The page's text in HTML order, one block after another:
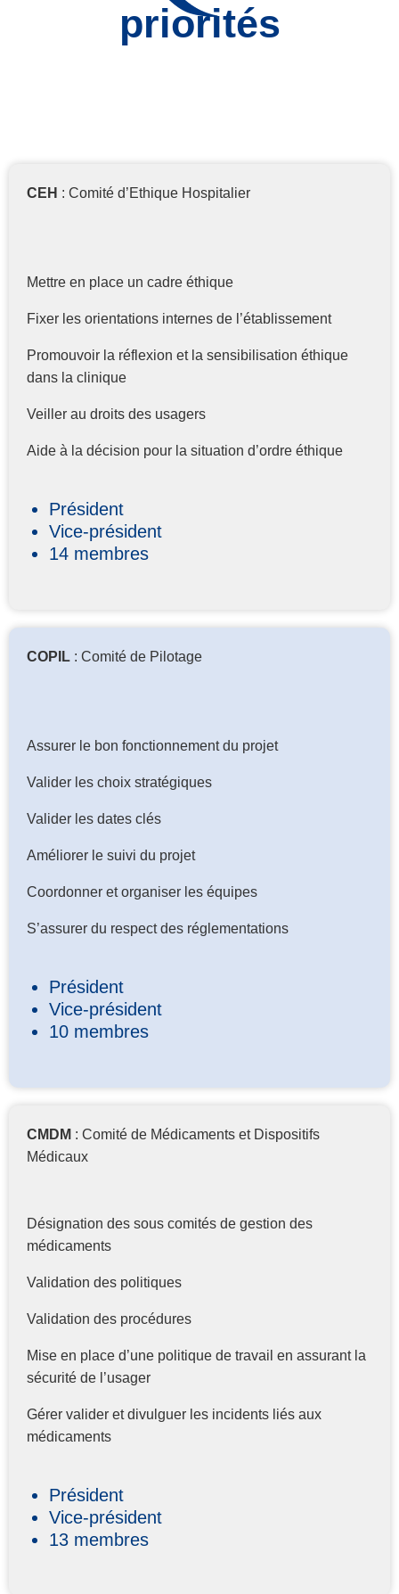
priorités
CEH : Comité d’Ethique Hospitalier
Mettre en place un cadre éthique
Fixer les orientations internes de l’établissement
Promouvoir la réflexion et la sensibilisation éthique
dans la clinique
Veiller au droits des usagers
Aide à la décision pour la situation d’ordre éthique
Président
Vice-président
14 membres
COPIL : Comité de Pilotage
Assurer le bon fonctionnement du projet
Valider les choix stratégiques
Valider les dates clés
Améliorer le suivi du projet
Coordonner et organiser les équipes
S’assurer du respect des réglementations
Président
Vice-président
10 membres
CMDM : Comité de Médicaments et Dispositifs
Médicaux
Désignation des sous comités de gestion des
médicaments
Validation des politiques
Validation des procédures
Mise en place d’une politique de travail en assurant la
sécurité de l’usager
Gérer valider et divulguer les incidents liés aux
médicaments
Président
Vice-président
13 membres